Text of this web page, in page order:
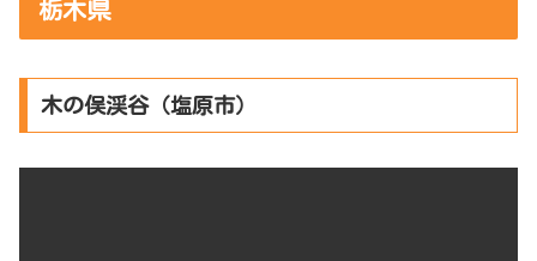
栃木県
木の俣渓谷（塩原市）